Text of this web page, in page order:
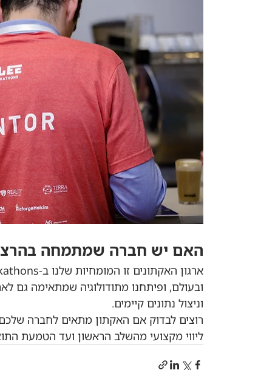
האם יש חברה שמתמחה
ובעולם, ופיתחנו מתודולוגיה שמתאימה גם
וניצול נתונים קיימים.
רוצים לבדוק אם האקתון מתאים לחברה
ליווי מקצועי מהשלב הראשון ועד הטמעת